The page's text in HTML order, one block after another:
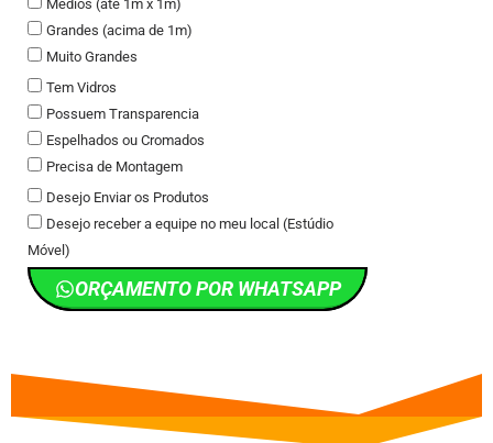
Médios (até 1m x 1m)
Grandes (acima de 1m)
Muito Grandes
Tem Vidros
Possuem Transparencia
Espelhados ou Cromados
Precisa de Montagem
Desejo Enviar os Produtos
Desejo receber a equipe no meu local (Estúdio
Móvel)
ORÇAMENTO POR WHATSAPP